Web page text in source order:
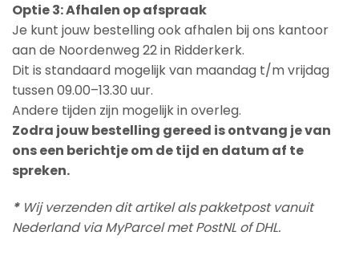
Optie 3: Afhalen op afspraak
Je kunt jouw bestelling ook afhalen bij ons kantoor
aan de Noordenweg 22 in Ridderkerk.
Dit is standaard mogelijk van maandag t/m vrijdag
tussen 09.00–13.30 uur.
Andere tijden zijn mogelijk in overleg.
Zodra jouw bestelling gereed is ontvang je van
ons een berichtje om de tijd en datum af te
spreken.
*Wij verzenden dit artikel als pakketpost vanuit
Nederland via MyParcel met PostNL of DHL.